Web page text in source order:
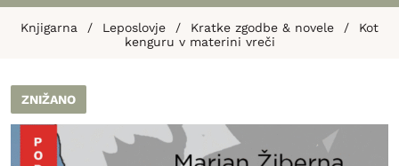
Knjigarna / Leposlovje / Kratke zgodbe & novele /
Kot
kenguru v materini vreči
ZNIŽANO